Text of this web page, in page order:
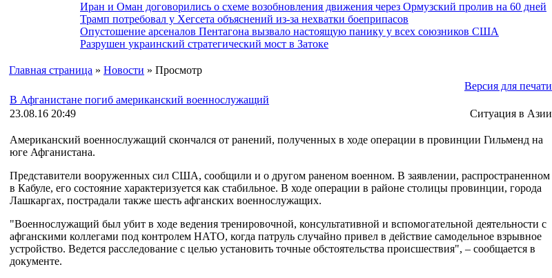
Иран и Оман договорились о схеме возобновления движения через Ормузский пролив на 60 дней
Трамп потребовал у Хегсета объяснений из-за нехватки боеприпасов
Опустошение арсеналов Пентагона вызвало настоящую панику у всех союзников США
Разрушен украинский стратегический мост в Затоке
Главная страница » Новости » Просмотр
Версия для печати
В Афганистане погиб американский военнослужащий
23.08.16 20:49
Ситуация в Азии
Американский военнослужащий скончался от ранений, полученных в ходе операции в провинции Гильменд на
юге Афганистана.
Представители вооруженных сил США, сообщили и о другом раненом военном. В заявлении, распространенном
в Кабуле, его состояние характеризуется как стабильное. В ходе операции в районе столицы провинции, города
Лашкаргах, пострадали также шесть афганских военнослужащих.
"Военнослужащий был убит в ходе ведения тренировочной, консультативной и вспомогательной деятельности с
афганскими коллегами под контролем НАТО, когда патруль случайно привел в действие самодельное взрывное
устройство. Ведется расследование с целью установить точные обстоятельства происшествия", – сообщается в
документе.